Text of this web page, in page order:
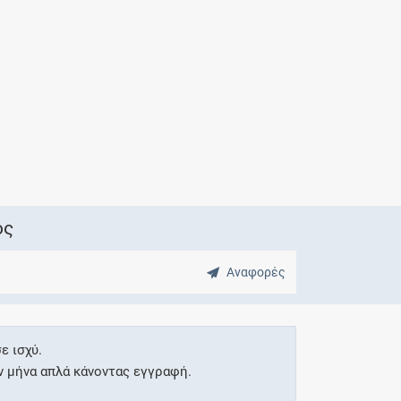
Αναφορές
ισχύ.
μήνα απλά κάνοντας εγγραφή.